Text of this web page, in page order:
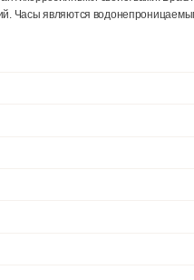
Steel 1980GNGB. Точный
Часы являются